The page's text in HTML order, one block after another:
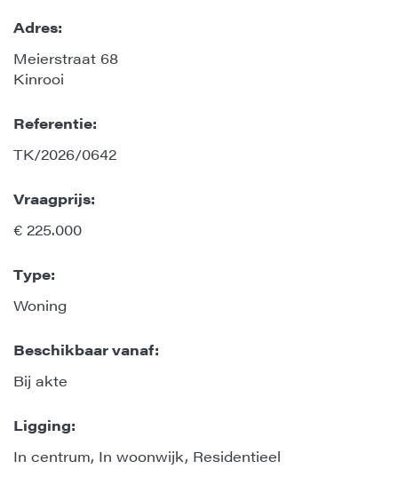
Adres:
Meierstraat 68
Kinrooi
Referentie:
TK/2026/0642
Vraagprijs:
€ 225.000
Type:
Woning
Beschikbaar vanaf:
Bij akte
Ligging:
In centrum, In woonwijk, Residentieel